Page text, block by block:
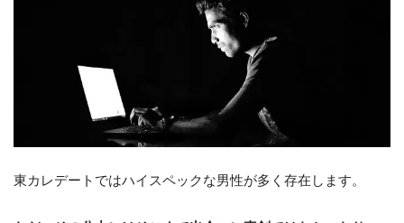
東カレデートではハイスペックな男性が多く存在します。